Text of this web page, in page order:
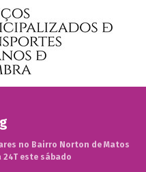
no Bairro Norton de Matos
este sábado